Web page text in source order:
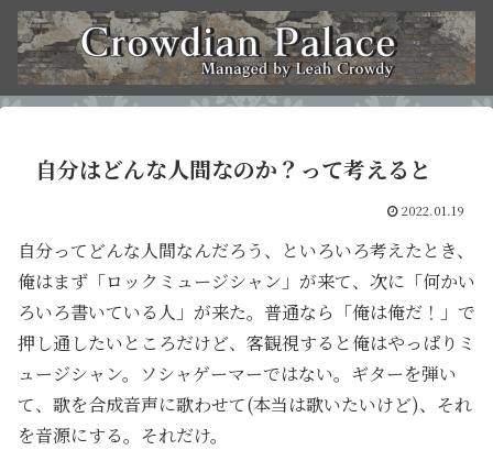
自分はどんな人間なのか？って考えると
2022.01.19
自分ってどんな人間なんだろう、といろいろ考えたとき、
俺はまず「ロックミュージシャン」が来て、次に「何かい
ろいろ書いている人」が来た。普通なら「俺は俺だ！」で
押し通したいところだけど、客観視すると俺はやっぱりミ
ュージシャン。ソシャゲーマーではない。ギターを弾い
て、歌を合成音声に歌わせて(本当は歌いたいけど)、それ
を音源にする。それだけ。